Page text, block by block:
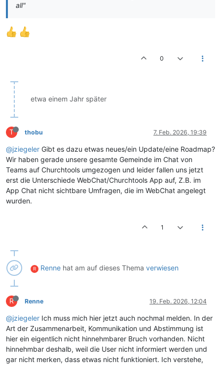
all"
0
etwa einem Jahr später
T thobu 7. Feb. 2026, 19:39
@jziegeler Gibt es dazu etwas neues/ein Update/eine Roadmap?
Wir haben gerade unsere gesamte Gemeinde im Chat von
Teams auf Churchtools umgezogen und leider fallen uns jetzt
erst die Unterschiede WebChat/Churchtools App auf, Z.B. im
App Chat nicht sichtbare Umfragen, die im WebChat angelegt
wurden.
1
R Renne hat am auf dieses Thema verwiesen
R Renne 19. Feb. 2026, 12:04
@jziegeler Ich muss mich hier jetzt auch nochmal melden. In der
Art der Zusammenarbeit, Kommunikation und Abstimmung ist
hier ein eigentlich nicht hinnehmbarer Bruch vorhanden. Nicht
hinnehmbar deshalb, weil die User nicht informiert werden und
gar nicht merken, dass etwas nicht funktioniert. Ich verstehe,